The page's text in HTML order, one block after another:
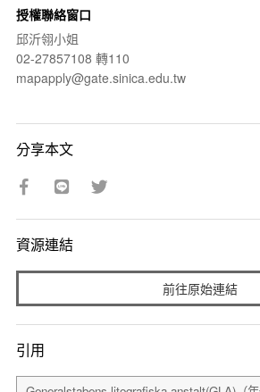
授權聯絡窗口
邱沂翎小姐
02-27857108 轉110
mapapply@gate.sinica.edu.tw
分享本文
資源連結
前往原始連結
引用